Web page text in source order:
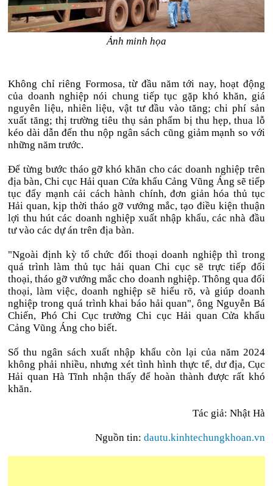
Ảnh minh họa
Không chỉ riêng Formosa, từ đầu năm tới nay, hoạt động
của doanh nghiệp nói chung tiếp tục gặp khó khăn, giá
nguyên liệu, nhiên liệu, vật tư đầu vào tăng; chi phí sản
xuất tăng; thị trường tiêu thụ sản phẩm bị thu hẹp, thua lỗ
kéo dài dẫn đến thu nộp ngân sách cũng giảm mạnh so với
những năm trước.
Để từng bước tháo gỡ khó khăn cho các doanh nghiệp trên
địa bàn, Chi cục Hải quan Cửa khẩu Cảng Vũng Áng sẽ tiếp
tục đẩy mạnh cải cách hành chính, đơn giản hóa thủ tục
Hải quan, kịp thời tháo gỡ vướng mắc, tạo điều kiện thuận
lợi thu hút các doanh nghiệp xuất nhập khẩu, các nhà đầu
tư vào các dự án trên địa bàn.
"Ngoài định kỳ tổ chức đối thoại doanh nghiệp thì trong
quá trình làm thủ tục hải quan Chi cục sẽ trực tiếp đối
thoại, tháo gỡ vướng mắc cho doanh nghiệp. Thông qua đối
thoại, làm việc, doanh nghiệp sẽ hiểu rõ, và giúp doanh
nghiệp trong quá trình khai báo hải quan", ông Nguyễn Bá
Chiến, Phó Chi Cục trưởng Chi cục Hải quan Cửa khẩu
Cảng Vũng Áng cho biết.
Số thu ngân sách xuất nhập khẩu còn lại của năm 2024
không phải nhiều, nhưng xét tình hình thực tế, dư địa, Cục
Hải quan Hà Tĩnh nhận thấy để hoàn thành được rất khó
khăn.
Tác giả: Nhật Hà
Nguồn tin: dautu.kinhtechungkhoan.vn